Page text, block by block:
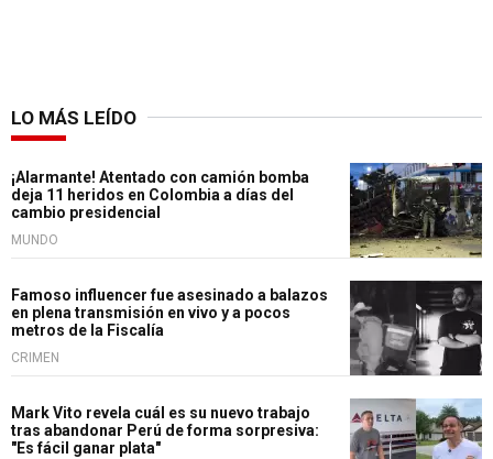
LO MÁS LEÍDO
¡Alarmante! Atentado con camión bomba
deja 11 heridos en Colombia a días del
cambio presidencial
MUNDO
Famoso influencer fue asesinado a balazos
en plena transmisión en vivo y a pocos
metros de la Fiscalía
CRIMEN
Mark Vito revela cuál es su nuevo trabajo
tras abandonar Perú de forma sorpresiva:
"Es fácil ganar plata"